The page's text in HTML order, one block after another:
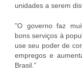
unidades a serem
”O governo faz
bons serviços à
use seu poder de
empregos e
Brasil.”